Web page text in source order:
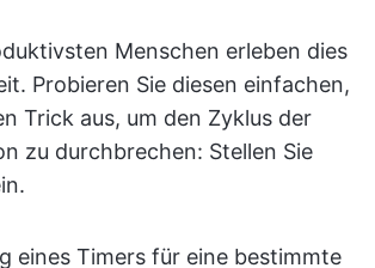
Menschen erleben dies
Probieren Sie diesen einfachen,
Trick aus, um den Zyklus der
zu durchbrechen: Stellen Sie
eines Timers für eine bestimmte